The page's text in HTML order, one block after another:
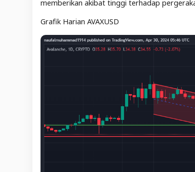
memberikan akibat tinggi terhadap
Grafik Harian AVAXUSD